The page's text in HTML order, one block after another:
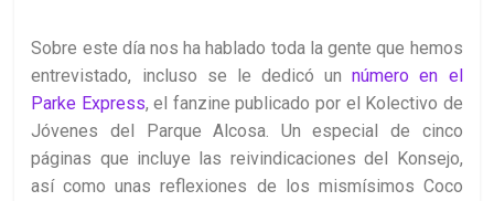
Sobre este día nos ha hablado toda la gente que hemos
entrevistado, incluso se le dedicó unnúmero en el
Parke Express, el fanzine publicado por el Kolectivo de
Jóvenes del Parque Alcosa. Un especial de cinco
páginas que incluye las reivindicaciones del Konsejo,
así como unas reflexiones de los mismísimos Coco